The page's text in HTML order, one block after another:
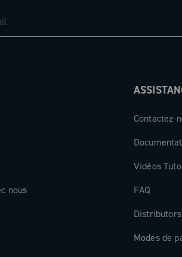
nous
Contactez-
Vidéos
FAQ
Modes de